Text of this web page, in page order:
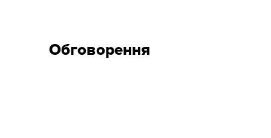
Обговорення